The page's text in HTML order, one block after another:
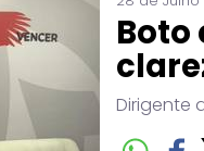
Dirigente